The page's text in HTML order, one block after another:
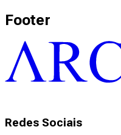
Footer
Redes Sociais